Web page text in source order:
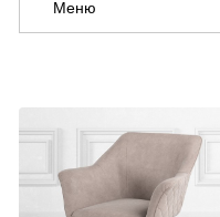
Меню